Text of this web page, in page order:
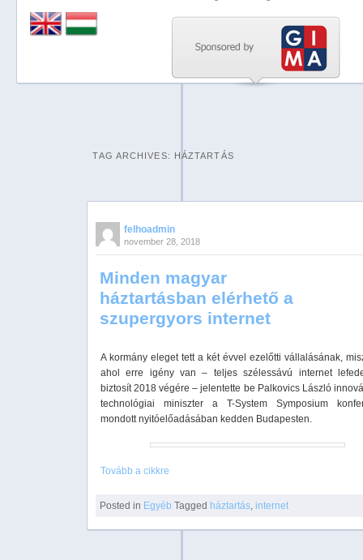
TAG ARCHIVES: HÁZTARTÁS
felhoadmin
november 28, 2018
Minden magyar
háztartásban elérhető a
szupergyors internet
A kormány eleget tett a két évvel ezelőtti vállalásának,
ahol erre igény van – teljes szélessávú internet
biztosít 2018 végére – jelentette be Palkovics László
technológiai miniszter a T-System Symposium
mondott nyitóelőadásában kedden Budapesten.
Tovább a cikkre
Posted in Egyéb Tagged háztartás,internet